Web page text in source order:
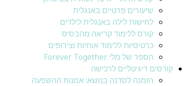
שיעורים פרטיים באנגלית
לחישות לילה באנגלית לילדים
קורס ללימוד קריאה מהבסיס
כרטיסיות ללימוד אותיות וצירופים
הספר של מלי Forever Together
קורסים דיגיטליים לרכישה
הזמנה לסדנה בנושא: אמנות ההשפעה